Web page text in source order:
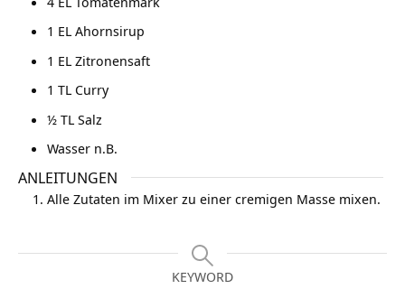
1 EL Ahornsirup
1 EL Zitronensaft
1 TL Curry
½ TL Salz
Wasser n.B.
ANLEITUNGEN
Alle Zutaten im Mixer zu einer cremigen Masse mixen.
KEYWORD